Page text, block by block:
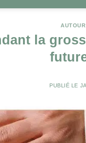
la
PUBLIÉ LE